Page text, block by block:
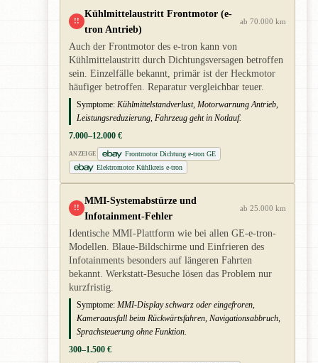
!!
Kühlmittelaustritt Frontmotor (e-
tron Antrieb)
ab 70.000 km
Auch der Frontmotor des e-tron kann von
Kühlmittelaustritt durch Dichtungsversagen betroffen
sein. Einzelfälle bekannt, primär ist der Heckmotor
häufiger betroffen. Reparatur vergleichbar teuer.
Symptome: Kühlmittelstandverlust, Motorwarnung Antrieb,
Leistungsreduzierung, Fahrzeug geht in Notlauf.
7.000–12.000 €
ANZEIGE
Frontmotor Dichtung e-tron GE
Elektromotor Kühlkreis e-tron
!!
MMI-Systemabstürze und
Infotainment-Fehler
ab 25.000 km
Identische MMI-Plattform wie bei allen GE-e-tron-
Modellen. Blaue-Bildschirme und Einfrieren des
Infotainments besonders auf längeren Fahrten
bekannt. Werkstatt-Besuche lösen das Problem nur
kurzfristig.
Symptome: MMI-Display schwarz oder eingefroren,
Kameraausfall beim Rückwärtsfahren, Navigationsabbruch,
Sprachsteuerung ohne Funktion.
300–1.500 €